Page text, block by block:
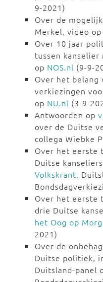
9-2021)
Over de
Merkel, video op
Over 10 jaar
tussen
op NOS.nl (9-9-
Over het belang
verkiezingen
op NU.nl (3-9-
Antwoorden op
over de Duitse
collega Wiebke
Over het eerste
Duitse
Volkskrant,
Over het eerste
drie Duitse
het Oog op
2021)
Over de
Duitse politiek,
Duitsland-panel